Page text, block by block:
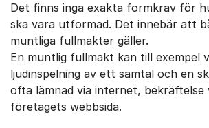
Det finns inga exakta formkrav för
ska vara utformad. Det innebär att
muntliga fullmakter gäller.
En muntlig fullmakt kan till exempel
ljudinspelning av ett samtal och en
ofta lämnad via internet, bekräftelse
företagets webbsida.